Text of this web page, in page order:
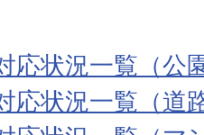
応状況一覧（公
応状況一覧（道